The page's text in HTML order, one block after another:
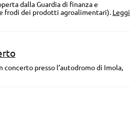
dalla Guardia di finanza e
frodi dei prodotti agroalimentari). Leggi
concerto presso l’autodromo di Imola,